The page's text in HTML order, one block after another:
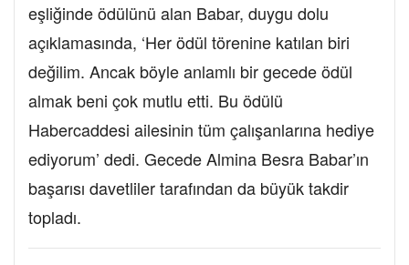
eşliğinde ödülünü alan Babar, duygu dolu
açıklamasında, ‘Her ödül törenine katılan biri
değilim. Ancak böyle anlamlı bir gecede ödül
almak beni çok mutlu etti. Bu ödülü
Habercaddesi ailesinin tüm çalışanlarına hediye
ediyorum’ dedi. Gecede Almina Besra Babar’ın
başarısı davetliler tarafından da büyük takdir
topladı.